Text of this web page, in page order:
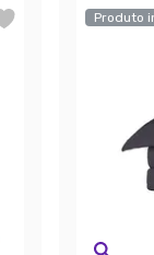
Produto